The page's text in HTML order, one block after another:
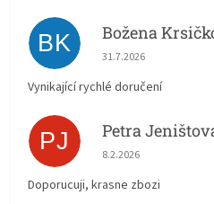
BK Božena
Hodnocení obchodu
31.7.2026
Vynikající rychlé doručení
PJ Petra
Hodnocení obchodu
8.2.2026
Doporucuji, krasne zbozi